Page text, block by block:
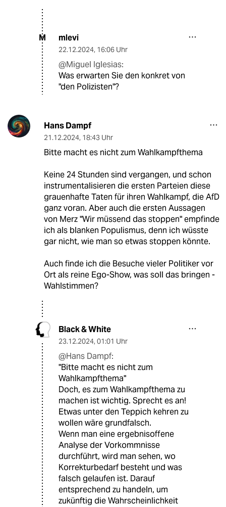
M mlevi
22.12.2024, 16:06 Uhr
@Miguel Iglesias:
Was erwarten Sie den konkret von
"den Polizisten"?
Hans Dampf
21.12.2024, 18:43 Uhr
Bitte macht es nicht zum Wahlkampfthema
Keine 24 Stunden sind vergangen, und schon
instrumentalisieren die ersten Parteien diese
grauenhafte Taten für ihren Wahlkampf, die AfD
ganz voran. Aber auch die ersten Aussagen
von Merz "Wir müssend das stoppen" empfinde
ich als blanken Populismus, denn ich wüsste
gar nicht, wie man so etwas stoppen könnte.
Auch finde ich die Besuche vieler Politiker vor
Ort als reine Ego-Show, was soll das bringen -
Wahlstimmen?
Black & White
23.12.2024, 01:01 Uhr
@Hans Dampf:
"Bitte macht es nicht zum
Wahlkampfthema"
Doch, es zum Wahlkampfthema zu
machen ist wichtig. Sprecht es an!
Etwas unter den Teppich kehren zu
wollen wäre grundfalsch.
Wenn man eine ergebnisoffene
Analyse der Vorkommnisse
durchführt, wird man sehen, wo
Korrekturbedarf besteht und was
falsch gelaufen ist. Darauf
entsprechend zu handeln, um
zukünftig die Wahrscheinlichkeit